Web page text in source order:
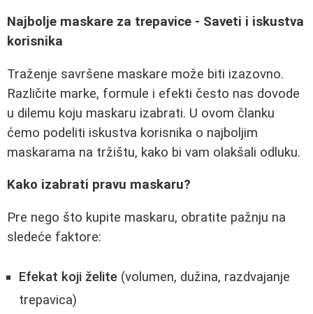
Najbolje maskare za trepavice - Saveti i iskustva
korisnika
Traženje savršene maskare može biti izazovno.
Različite marke, formule i efekti često nas dovode
u dilemu koju maskaru izabrati. U ovom članku
ćemo podeliti iskustva korisnika o najboljim
maskarama na tržištu, kako bi vam olakšali odluku.
Kako izabrati pravu maskaru?
Pre nego što kupite maskaru, obratite pažnju na
sledeće faktore:
Efekat koji želite (volumen, dužina, razdvajanje
trepavica)